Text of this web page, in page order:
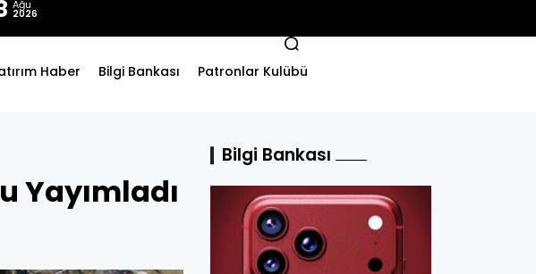
Ağu
2026
Haber Bilgi Bankası Patronlar Kulübü
Yayımladı
Bilgi Bankası